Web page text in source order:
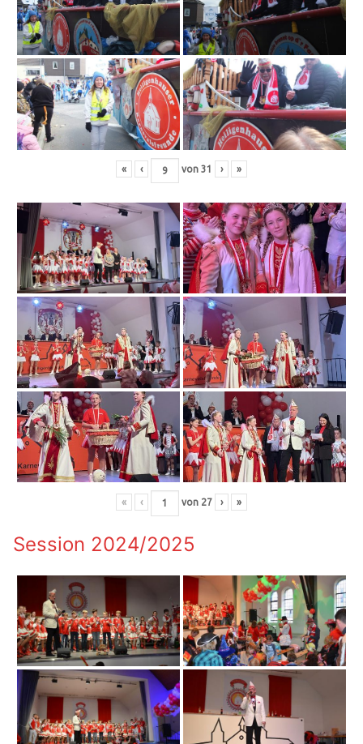
« ‹ von 31 › »
« ‹ von 27 › »
Session 2024/2025